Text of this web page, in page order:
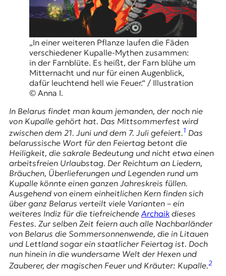
D
E
R
W
s
s
e
n
J
o
u
„In einer weiteren Pflanze laufen die Fäden
verschiedener Kupalle-Mythen zusammen:
in der Farnblüte. Es heißt, der Farn blühe um
Mitternacht und nur für einen Augenblick,
dafür leuchtend hell wie Feuer.“ / Illustration
© Anna I.
In Belarus findet man kaum jemanden, der noch nie
von Kupalle gehört hat. Das Mittsommerfest wird
zwischen dem 21. Juni und dem 7. Juli gefeiert.1 Das
belarussische Wort für den Feiertag betont die
Heiligkeit, die sakrale Bedeutung und nicht etwa einen
arbeitsfreien Urlaubstag. Der Reichtum an Liedern,
Bräuchen, Überlieferungen und Legenden rund um
Kupalle könnte einen ganzen Jahreskreis füllen.
Ausgehend von einem einheitlichen Kern finden sich
über ganz Belarus verteilt viele Varianten – ein
weiteres Indiz für die tiefreichende Archaikdieses
Festes. Zur selben Zeit feiern auch alle Nachbarländer
von Belarus die Sommersonnenwende, die in Litauen
und Lettland sogar ein staatlicher Feiertag ist. Doch
nun hinein in die wundersame Welt der Hexen und
Zauberer, der magischen Feuer und Kräuter: Kupalle.2